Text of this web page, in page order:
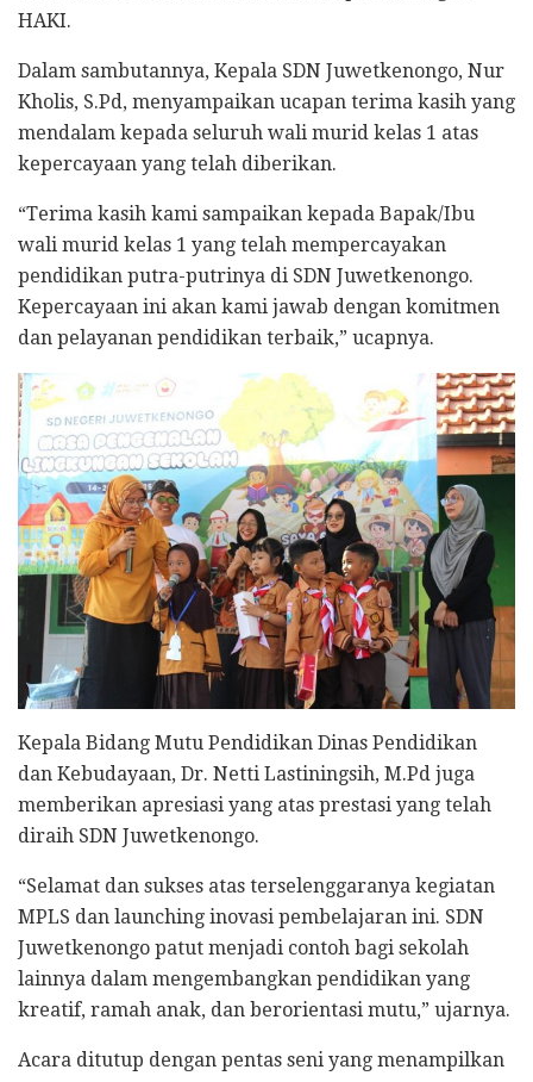
HAKI.
Dalam sambutannya, Kepala SDN Juwetkenongo, Nur
Kholis, S.Pd, menyampaikan ucapan terima kasih yang
mendalam kepada seluruh wali murid kelas 1 atas
kepercayaan yang telah diberikan.
“Terima kasih kami sampaikan kepada Bapak/Ibu
wali murid kelas 1 yang telah mempercayakan
pendidikan putra-putrinya di SDN Juwetkenongo.
Kepercayaan ini akan kami jawab dengan komitmen
dan pelayanan pendidikan terbaik,” ucapnya.
Kepala Bidang Mutu Pendidikan Dinas Pendidikan
dan Kebudayaan, Dr. Netti Lastiningsih, M.Pd juga
memberikan apresiasi yang atas prestasi yang telah
diraih SDN Juwetkenongo.
“Selamat dan sukses atas terselenggaranya kegiatan
MPLS dan launching inovasi pembelajaran ini. SDN
Juwetkenongo patut menjadi contoh bagi sekolah
lainnya dalam mengembangkan pendidikan yang
kreatif, ramah anak, dan berorientasi mutu,” ujarnya.
Acara ditutup dengan pentas seni yang menampilkan